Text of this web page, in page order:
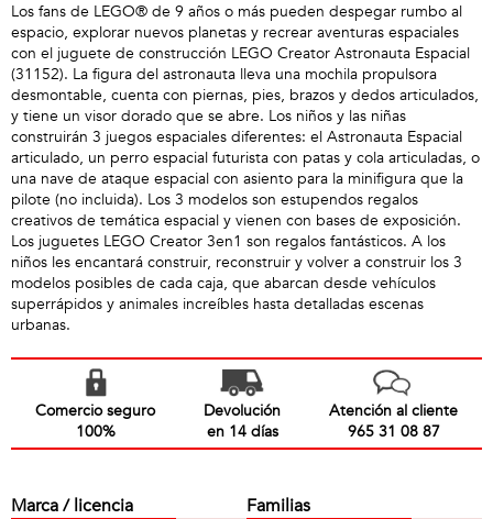
Los fans de LEGO® de 9 años o más pueden despegar rumbo al
espacio, explorar nuevos planetas y recrear aventuras espaciales
con el juguete de construcción LEGO Creator Astronauta Espacial
(31152). La figura del astronauta lleva una mochila propulsora
desmontable, cuenta con piernas, pies, brazos y dedos articulados,
y tiene un visor dorado que se abre. Los niños y las niñas
construirán 3 juegos espaciales diferentes: el Astronauta Espacial
articulado, un perro espacial futurista con patas y cola articuladas, o
una nave de ataque espacial con asiento para la minifigura que la
pilote (no incluida). Los 3 modelos son estupendos regalos
creativos de temática espacial y vienen con bases de exposición.
Los juguetes LEGO Creator 3en1 son regalos fantásticos. A los
niños les encantará construir, reconstruir y volver a construir los 3
modelos posibles de cada caja, que abarcan desde vehículos
superrápidos y animales increíbles hasta detalladas escenas
urbanas.
Comercio seguro
100%
Devolución
en 14 días
Atención al cliente
965 31 08 87
Marca / licencia Familias